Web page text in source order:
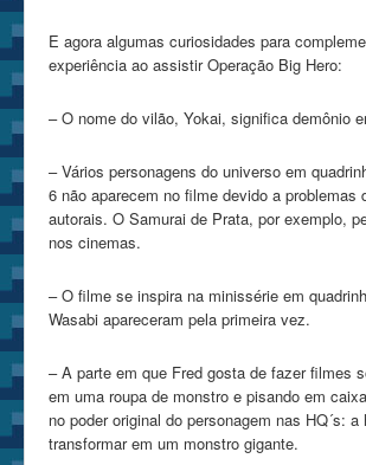
E agora algumas curiosidades para
experiência ao assistir Operação Big Hero:
– O nome do vilão, Yokai, significa demônio
– Vários personagens do universo em
6 não aparecem no filme devido a problemas
autorais. O Samurai de Prata, por exemplo,
nos cinemas.
– O filme se inspira na minissérie em
Wasabi apareceram pela primeira vez.
– A parte em que Fred gosta de fazer filmes
em uma roupa de monstro e pisando em
no poder original do personagem nas HQ´s:
transformar em um monstro gigante.